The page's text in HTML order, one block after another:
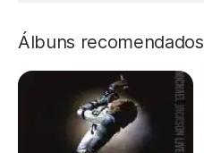
Álbuns recomendados